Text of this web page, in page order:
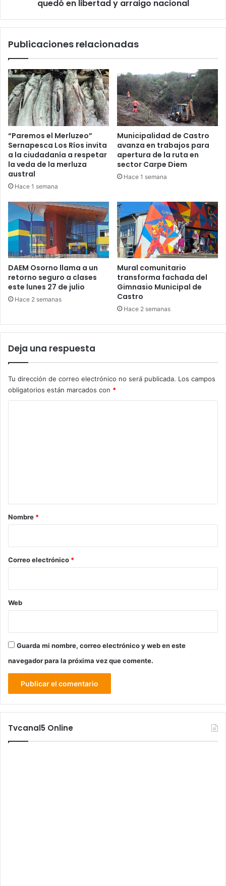
quedó en libertad y arraigo nacional
Publicaciones relacionadas
“Paremos el Merluzeo”
Sernapesca Los Ríos invita
a la ciudadanía a respetar
la veda de la merluza
austral
Hace 1 semana
Municipalidad de Castro
avanza en trabajos para
apertura de la ruta en
sector Carpe Diem
Hace 1 semana
DAEM Osorno llama a un
retorno seguro a clases
este lunes 27 de julio
Hace 2 semanas
Mural comunitario
transforma fachada del
Gimnasio Municipal de
Castro
Hace 2 semanas
Deja una respuesta
Tu dirección de correo electrónico no será publicada. Los campos
obligatorios están marcados con *
r
*
Nombre *
Correo electrónico *
Web
Guarda mi nombre, correo electrónico y web en este
navegador para la próxima vez que comente.
Tvcanal5 Online